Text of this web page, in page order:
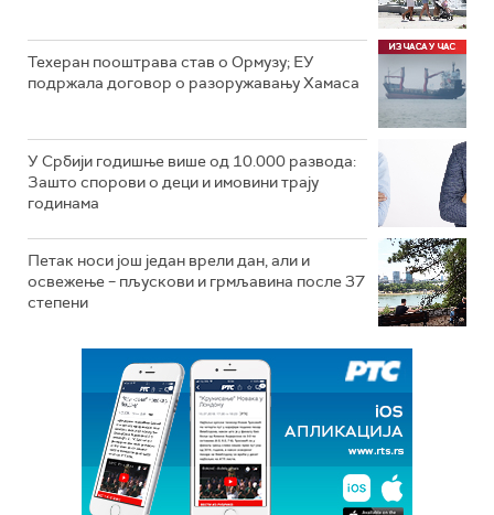
Техеран пооштрава став о Ормузу; ЕУ
подржала договор о разоружавању Хамаса
У Србији годишње више од 10.000 развода:
Зашто спорови о деци и имовини трају
годинама
Петак носи још један врели дан, али и
освежење – пљускови и грмљавина после 37
степени